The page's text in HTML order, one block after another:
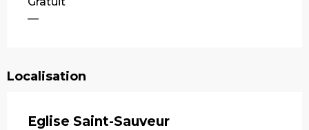
—
Localisation
Eglise Saint-Sauveur